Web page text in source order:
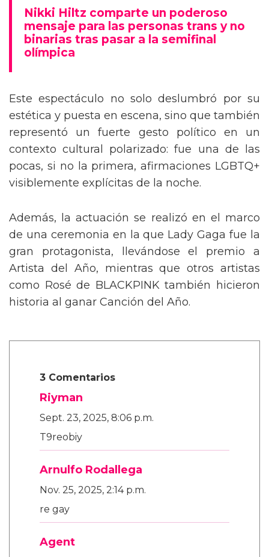
Nikki Hiltz comparte un poderoso
mensaje para las personas trans y no
binarias tras pasar a la semifinal
olímpica
Este espectáculo no solo deslumbró por su
estética y puesta en escena, sino que también
representó un fuerte gesto político en un
contexto cultural polarizado: fue una de las
pocas, si no la primera, afirmaciones LGBTQ+
visiblemente explícitas de la noche.
Además, la actuación se realizó en el marco
de una ceremonia en la que Lady Gaga fue la
gran protagonista, llevándose el premio a
Artista del Año, mientras que otros artistas
como Rosé de BLACKPINK también hicieron
historia al ganar Canción del Año.
Riyman
Arnulfo Rodallega
Agent